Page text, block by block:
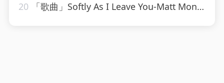
20 「歌曲」Softly As I Leave You-Matt Monro